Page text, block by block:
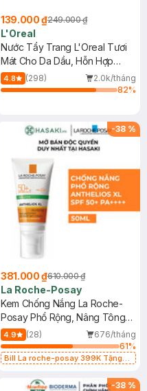
139.000 ₫249.000 ₫
L'Oreal
Nước Tẩy Trang L'Oreal Tươi
Mát Cho Da Dầu, Hỗn Hợp
400ml
4.8 (298)
2.0k/tháng
82%
-38 %
381.000 ₫610.000 ₫
La Roche-Posay
Kem Chống Nắng La Roche-
Posay Phổ Rộng, Nâng Tông
Kiềm Dầu 50ml
4.9 (28)
676/tháng
61%
Bill La roche-posay 399K Tặng
(SL có hạn)
-38 %